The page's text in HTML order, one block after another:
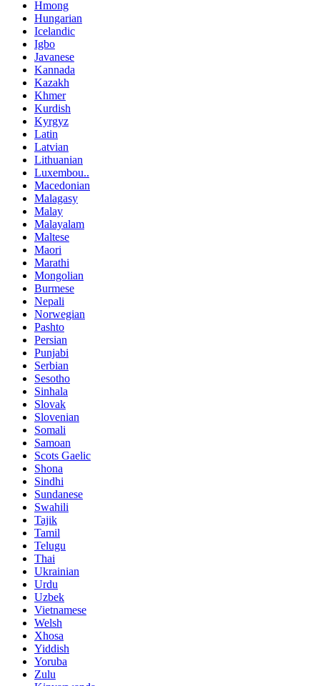
Hmong
Hungarian
Icelandic
Igbo
Javanese
Kannada
Kazakh
Khmer
Kurdish
Kyrgyz
Latin
Latvian
Lithuanian
Luxembou..
Macedonian
Malagasy
Malay
Malayalam
Maltese
Maori
Marathi
Mongolian
Burmese
Nepali
Norwegian
Pashto
Persian
Punjabi
Serbian
Sesotho
Sinhala
Slovak
Slovenian
Somali
Samoan
Scots Gaelic
Shona
Sindhi
Sundanese
Swahili
Tajik
Tamil
Telugu
Thai
Ukrainian
Urdu
Uzbek
Vietnamese
Welsh
Xhosa
Yiddish
Yoruba
Zulu